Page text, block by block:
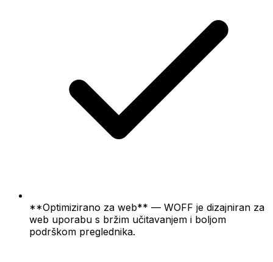
**Optimizirano za web** — WOFF je dizajniran za
web uporabu s bržim učitavanjem i boljom
podrškom preglednika.